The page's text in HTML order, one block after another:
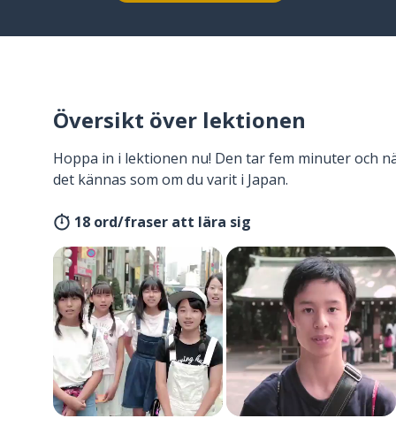
Översikt över lektionen
Hoppa in i lektionen nu! Den tar fem minuter och
det kännas som om du varit i Japan.
18 ord/fraser att lära sig